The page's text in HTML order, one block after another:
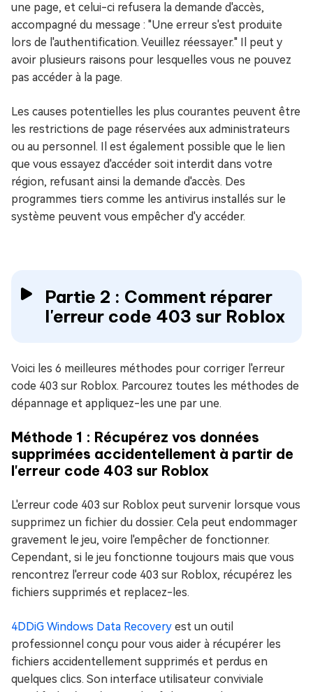
une page, et celui-ci refusera la demande d'accès,
accompagné du message : "Une erreur s'est produite
lors de l'authentification. Veuillez réessayer." Il peut y
avoir plusieurs raisons pour lesquelles vous ne pouvez
pas accéder à la page.
Les causes potentielles les plus courantes peuvent être
les restrictions de page réservées aux administrateurs
ou au personnel. Il est également possible que le lien
que vous essayez d'accéder soit interdit dans votre
région, refusant ainsi la demande d'accès. Des
programmes tiers comme les antivirus installés sur le
système peuvent vous empêcher d'y accéder.
Partie 2 : Comment réparer
l'erreur code 403 sur Roblox
Voici les 6 meilleures méthodes pour corriger l'erreur
code 403 sur Roblox. Parcourez toutes les méthodes de
dépannage et appliquez-les une par une.
Méthode 1 : Récupérez vos données
supprimées accidentellement à partir de
l'erreur code 403 sur Roblox
L'erreur code 403 sur Roblox peut survenir lorsque vous
supprimez un fichier du dossier. Cela peut endommager
gravement le jeu, voire l'empêcher de fonctionner.
Cependant, si le jeu fonctionne toujours mais que vous
rencontrez l'erreur code 403 sur Roblox, récupérez les
fichiers supprimés et replacez-les.
4DDiG Windows Data Recovery est un outil
professionnel conçu pour vous aider à récupérer les
fichiers accidentellement supprimés et perdus en
quelques clics. Son interface utilisateur conviviale